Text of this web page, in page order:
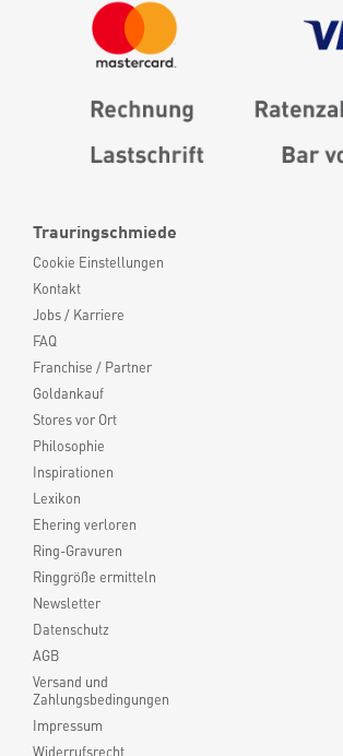
Trauringschmiede
Cookie Einstellungen
Kontakt
Jobs / Karriere
FAQ
Franchise / Partner
Goldankauf
Stores vor Ort
Philosophie
Inspirationen
Lexikon
Ehering verloren
Ring-Gravuren
Ringgröße ermitteln
Newsletter
Datenschutz
AGB
Versand und
Zahlungsbedingungen
Impressum
Widerrufsrecht